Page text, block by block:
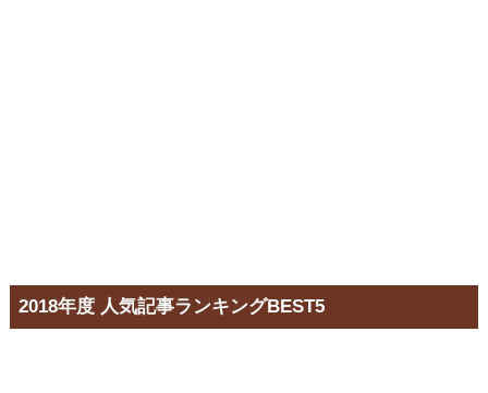
2018年度 人気記事ランキングBEST5